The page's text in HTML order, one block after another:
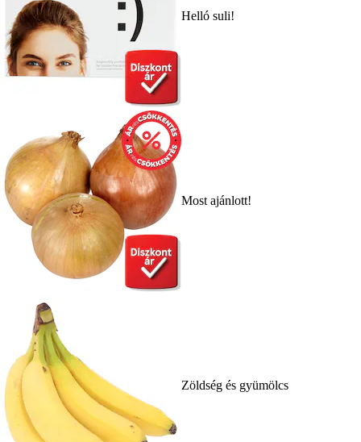
Helló suli!
Most ajánlott!
Zöldség és gyümölcs